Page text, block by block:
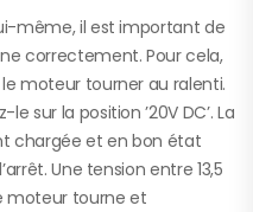
même, il est important de
correctement. Pour cela,
moteur tourner au ralenti.
sur la position ’20V DC’. La
chargée et en bon état
Une tension entre 13,5
moteur tourne et